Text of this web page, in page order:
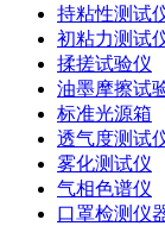
持粘性测试
初粘力测试
揉搓试验仪
油墨摩擦试
标准光源箱
透气度测试
雾化测试仪
气相色谱仪
口罩检测仪